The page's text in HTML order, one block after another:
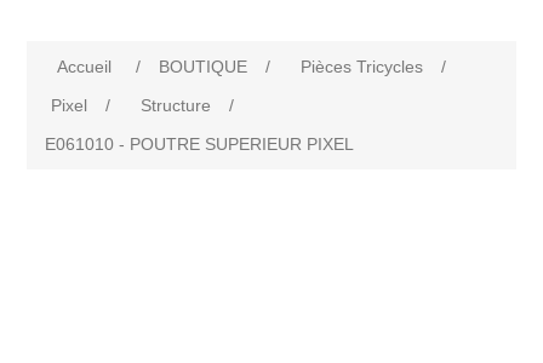
Accueil / BOUTIQUE / Pièces Tricycles
/
Pixel
/ Structure
/
E061010 - POUTRE SUPERIEUR PIXEL